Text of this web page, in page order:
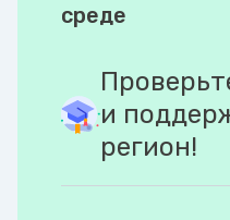
среде
и
регион!